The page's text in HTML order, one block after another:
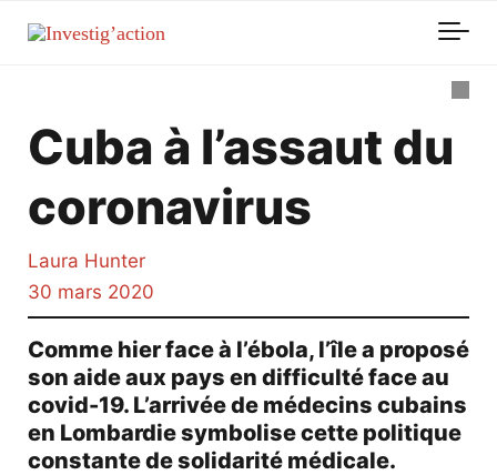
Cuba à l’assaut du
coronavirus
Laura Hunter
30 mars 2020
Comme hier face à l’ébola, l’île a proposé
son aide aux pays en difficulté face au
covid-19. L’arrivée de médecins cubains
en Lombardie symbolise cette politique
constante de solidarité médicale.